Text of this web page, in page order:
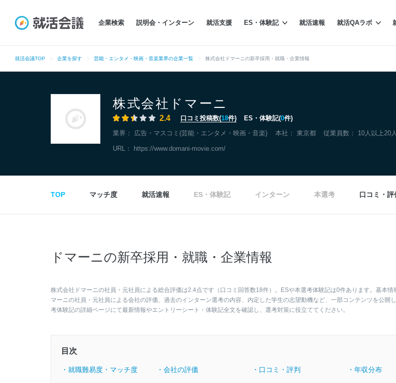
企業検索 説明会・インターン 就活支援 ES・体験記 就活速報 就活QAラボ
就活会議TOP 企業を探す 芸能・エンタメ・映画・音楽業界の企業一覧 株式会社ドマーニの新卒採用・就職・企業情報
株式会社ドマーニ
2.4 口コミ投稿数(18件) ES・体験記(0件)
業界： 広告・マスコミ(芸能・エンタメ・映画・音楽) 本社： 東京都 従業員数： 10人以上20
URL： https://www.domani-movie.com/
TOP マッチ度 就活速報 ES・体験記 インターン 本選考 口コミ・評
ドマーニの新卒採用・就職・企業情報
株式会社ドマーニの社員・元社員による総合評価は2.4点です（口コミ回答数18件）。ESや本選考体験記は0件あります。基本情
マーニの社員・元社員による会社の評価、過去のインターン選考の内容、内定した学生の志望動機など、一部コンテンツを公開
考体験記の詳細ページにて最新情報やエントリーシート・体験記全文を確認し、選考対策に役立ててください。
目次
・就職難易度・マッチ度 ・会社の評価 ・口コミ・評判 ・年収分布